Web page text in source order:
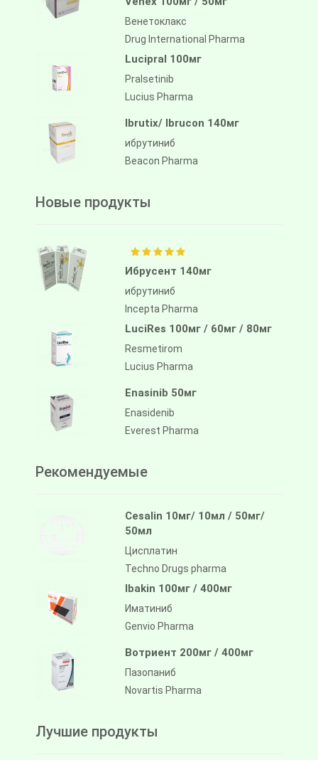
Венетоклакс
Drug International Pharma
Lucipral 100мг
Pralsetinib
Lucius Pharma
Ibrutix/ Ibrucon 140мг
ибрутиниб
Beacon Pharma
Новые продукты
Ибрусент 140мг
ибрутиниб
Incepta Pharma
LuciRes 100мг / 60мг / 80мг
Resmetirom
Lucius Pharma
Enasinib 50мг
Enasidenib
Everest Pharma
Рекомендуемые
Cesalin 10мг/ 10мл / 50мг/
50мл
Цисплатин
Techno Drugs pharma
Ibakin 100мг / 400мг
Иматиниб
Genvio Pharma
Вотриент 200мг / 400мг
Пазопаниб
Novartis Pharma
Лучшие продукты